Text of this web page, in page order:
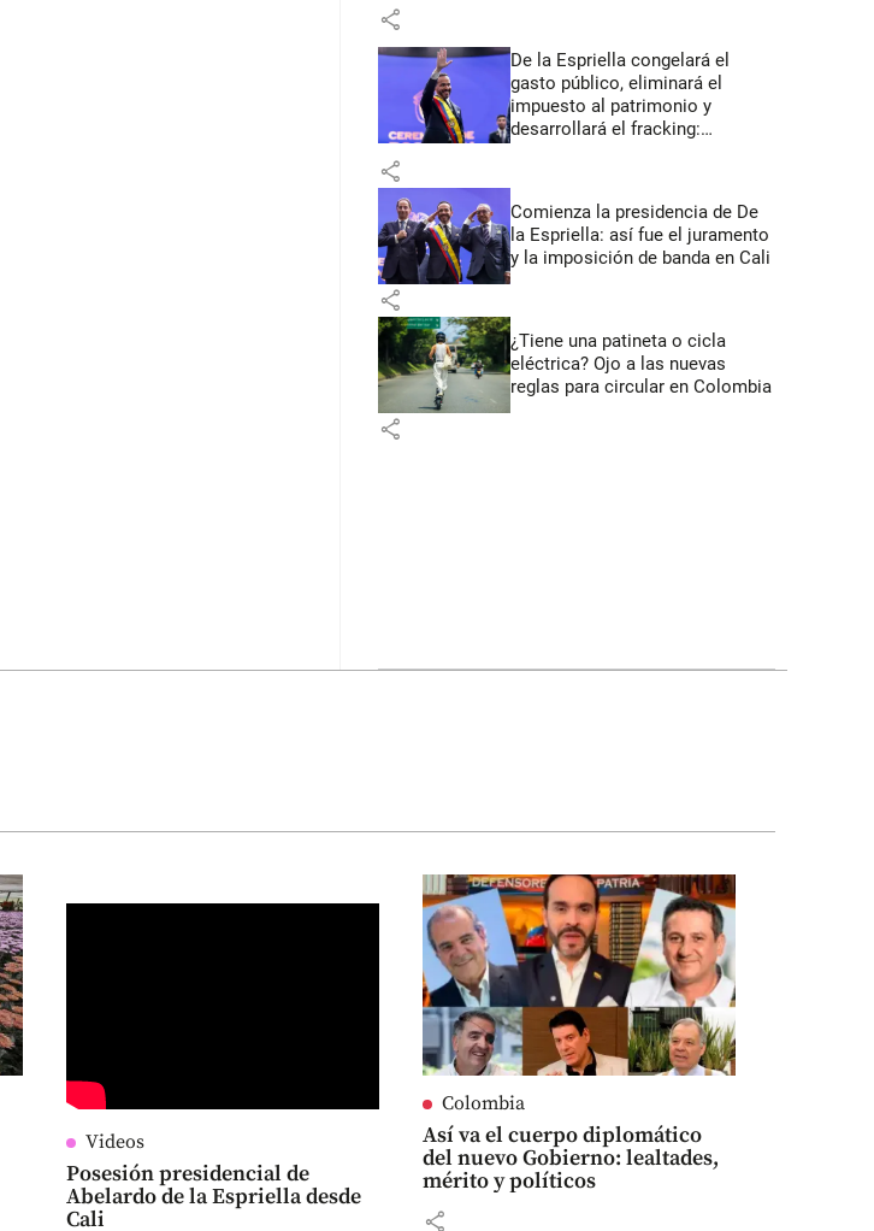
share
De la Espriella congelará el
gasto público, eliminará el
impuesto al patrimonio y
desarrollará el fracking:
share
Comienza la presidencia de De
la Espriella: así fue el juramento
y la imposición de banda en Cali
share
¿Tiene una patineta o cicla
eléctrica? Ojo a las nuevas
reglas para circular en Colombia
share
Videos
Posesión presidencial de
Abelardo de la Espriella desde
Cali
Colombia
Así va el cuerpo diplomático
del nuevo Gobierno: lealtades,
mérito y políticos
share